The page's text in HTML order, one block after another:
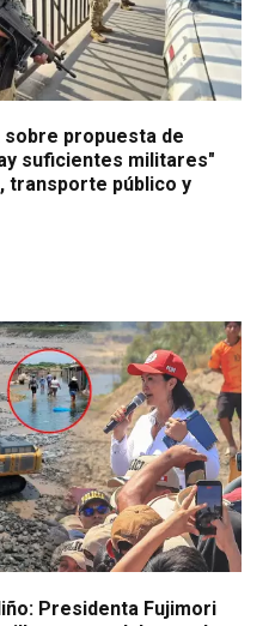
propuesta de
suficientes militares"
transporte público y
Presidenta Fujimori